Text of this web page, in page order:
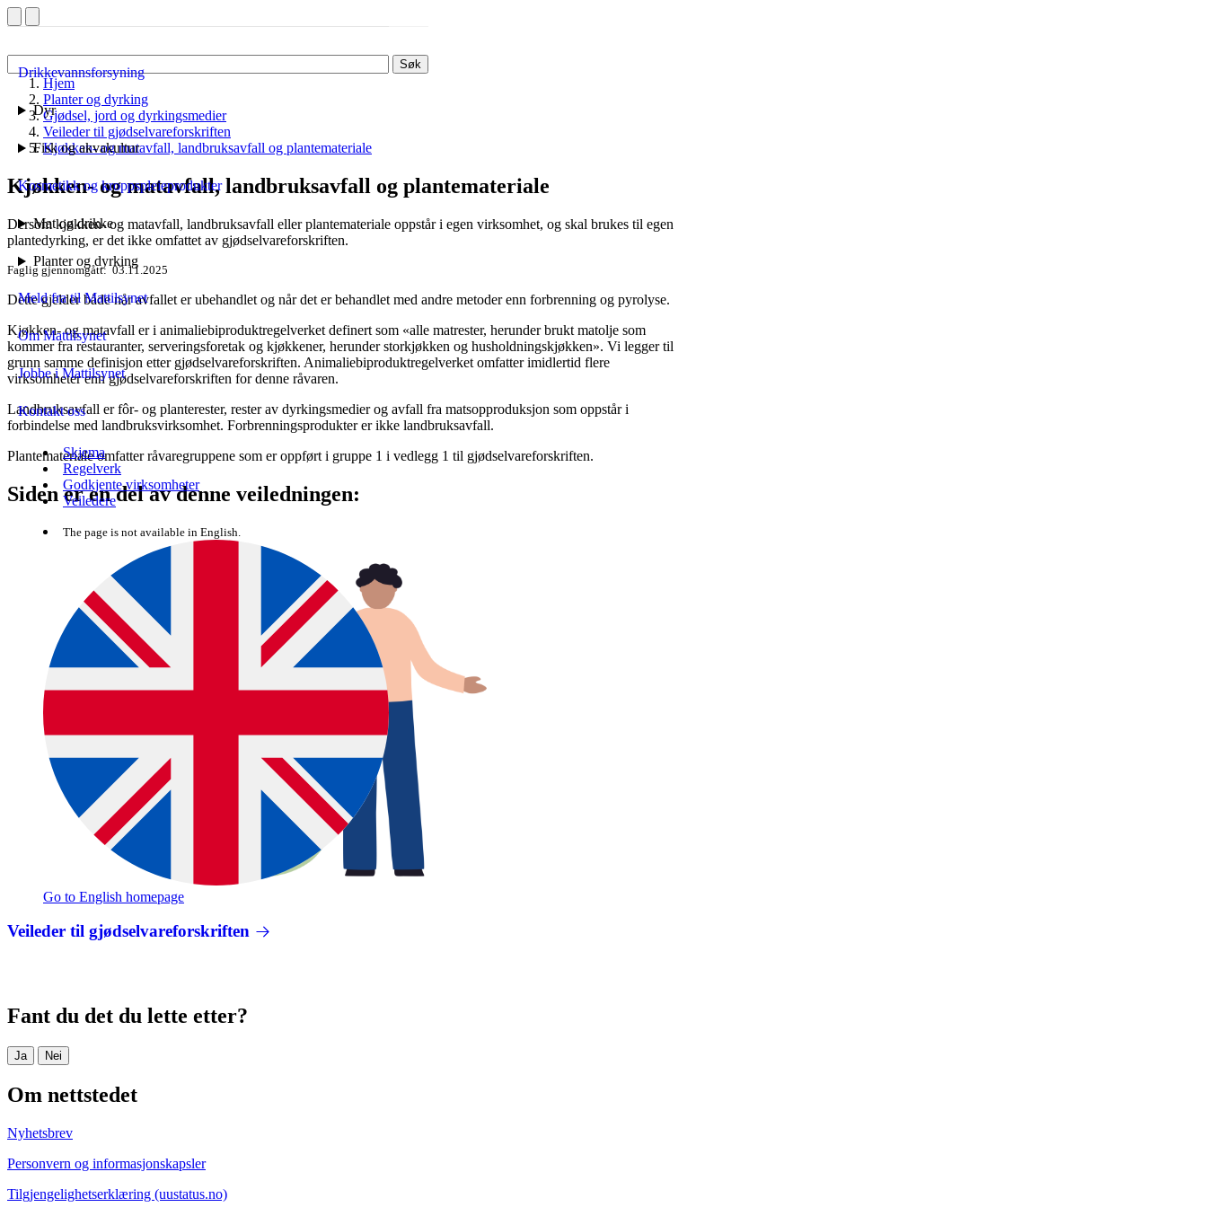
Søk
Drikkevannsforsyning
Dyr
Fisk og akvakultur
Kosmetikk og kroppspleieprodukter
Mat og drikke
Planter og dyrking
Meld fra til Mattilsynet
Om Mattilsynet
Jobbe i Mattilsynet
Kontakt oss
Skjema
Regelverk
Godkjente virksomheter
Veiledere
The page is not available in English.
Go to English homepage
Hjem
Planter og dyrking
Gjødsel, jord og dyrkingsmedier
Veileder til gjødselvareforskriften
Kjøkken- og matavfall, landbruksavfall og plantemateriale
Kjøkken- og matavfall, landbruksavfall og plantemateriale
Dersom kjøkken- og matavfall, landbruksavfall eller plantemateriale oppstår i egen virksomhet, og skal brukes til egen
plantedyrking, er det ikke omfattet av gjødselvareforskriften.
Faglig gjennomgått 03.11.2025
Dette gjelder både når avfallet er ubehandlet og når det er behandlet med andre metoder enn forbrenning og pyrolyse.
Kjøkken- og matavfall er i animaliebiproduktregelverket definert som «alle matrester, herunder brukt matolje som
kommer fra restauranter, serveringsforetak og kjøkkener, herunder storkjøkken og husholdningskjøkken». Vi legger til
grunn samme definisjon etter gjødselvareforskriften. Animaliebiproduktregelverket omfatter imidlertid flere
virksomheter enn gjødselvareforskriften for denne råvaren.
Landbruksavfall er fôr- og planterester, rester av dyrkingsmedier og avfall fra matsopproduksjon som oppstår i
forbindelse med landbruksvirksomhet. Forbrenningsprodukter er ikke landbruksavfall.
Plantemateriale omfatter råvaregruppene som er oppført i gruppe 1 i vedlegg 1 til gjødselvareforskriften.
Siden er en del av denne veiledningen:
Veileder til gjødselvareforskriften
Fant du det du lette etter?
Ja Nei
Om nettstedet
Nyhetsbrev
Personvern og informasjonskapsler
Tilgjengelighetserklæring (uustatus.no)